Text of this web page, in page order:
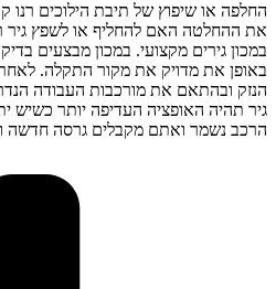
החלפה או שיפוץ של תיבת הילוכים רנו
את ההחלטה האם להחליף או לשפץ גיר
במכון גירים מקצועי. במכון מבצעים
באופן את מדויק את מקור התקלה.
הנזק ובהתאם את מורכבות העבודה
גיר תהיה האופציה העדיפה יותר כשיש
הרכב נשמר ואתם מקבלים גרסה חדשה